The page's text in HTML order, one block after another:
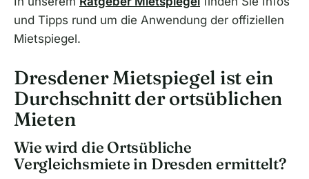
und Tipps rund um die Anwendung der offiziellen
Mietspiegel.
Dresdener Mietspiegel ist ein
Durchschnitt der ortsüblichen
Mieten
Wie wird die Ortsübliche
Vergleichsmiete in Dresden ermittelt?